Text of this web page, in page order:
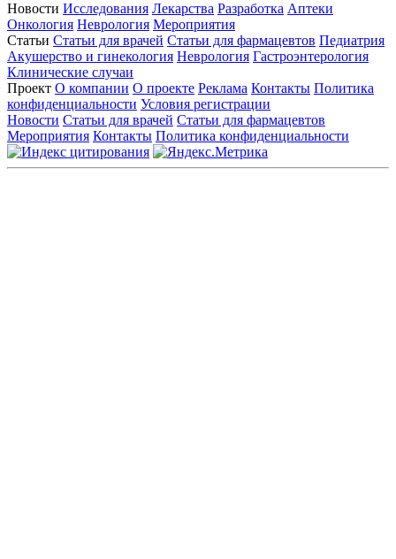
Новости Исследования Лекарства Разработка Аптеки
Онкология Неврология Мероприятия
Статьи Статьи для врачей Статьи для фармацевтов Педиатрия
Акушерство и гинекология Неврология Гастроэнтерология
Клинические случаи
Проект О компании О проекте Реклама Контакты Политика
конфиденциальности Условия регистрации
Новости Статьи для врачей Статьи для фармацевтов
Мероприятия Контакты Политика конфиденциальности